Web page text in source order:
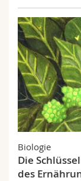
Biologie
Die
des